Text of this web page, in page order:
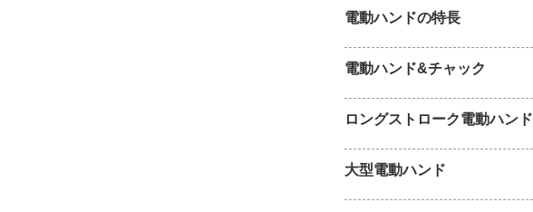
電動ハンドの特長
電動ハンド&チャック
ロングストローク電動ハンド
大型電動ハンド